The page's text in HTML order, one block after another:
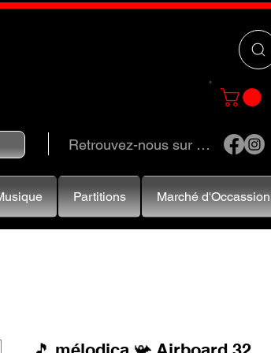
Retrouvez-nous sur …
Partitions Marché d'Occassion